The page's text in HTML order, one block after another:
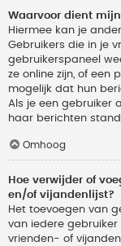
Waarvoor dient
Hiermee kan je
Gebruikers die in je
gebruikerspaneel
ze online zijn, of een
mogelijk dat hun
Als je een gebruiker
haar berichten
Omhoog
Hoe verwijder of
en/of vijandenlijst?
Het toevoegen van
van iedere
vrienden- of